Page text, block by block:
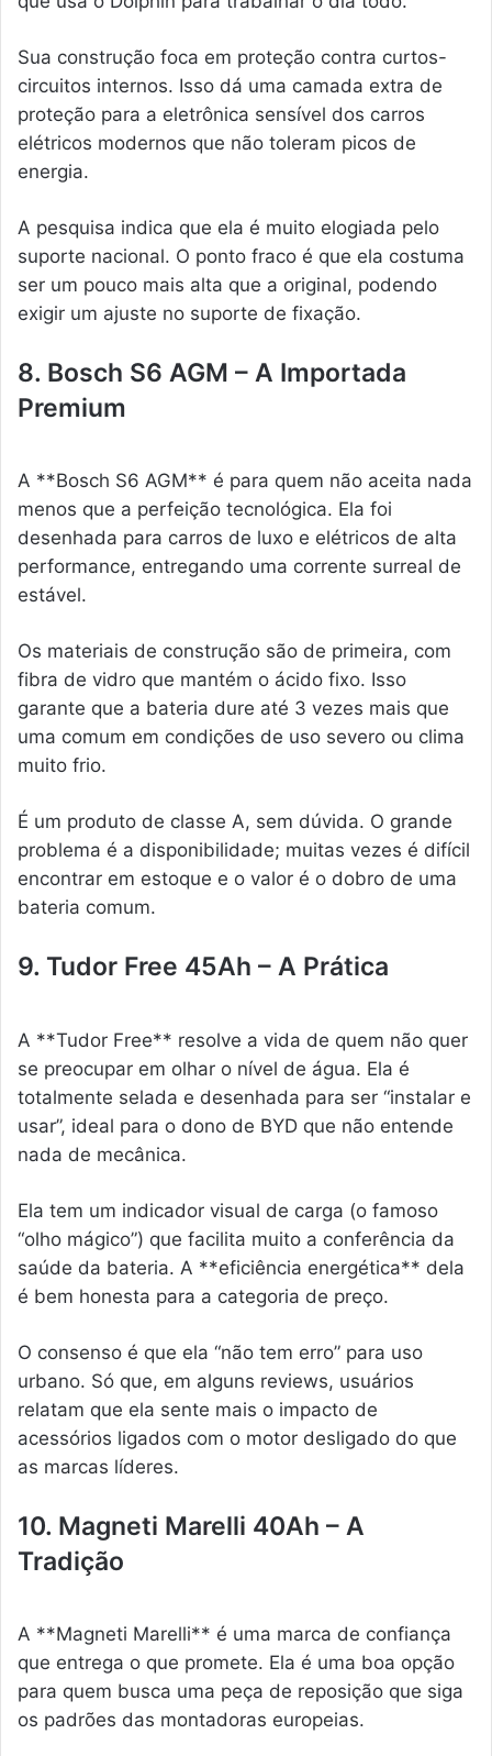
Sua construção foca em proteção contra curtos-
circuitos internos. Isso dá uma camada extra de
proteção para a eletrônica sensível dos carros
elétricos modernos que não toleram picos de
energia.
A pesquisa indica que ela é muito elogiada pelo
suporte nacional. O ponto fraco é que ela costuma
ser um pouco mais alta que a original, podendo
exigir um ajuste no suporte de fixação.
8. Bosch S6 AGM – A Importada
Premium
A **Bosch S6 AGM** é para quem não aceita nada
menos que a perfeição tecnológica. Ela foi
desenhada para carros de luxo e elétricos de alta
performance, entregando uma corrente surreal de
estável.
Os materiais de construção são de primeira, com
fibra de vidro que mantém o ácido fixo. Isso
garante que a bateria dure até 3 vezes mais que
uma comum em condições de uso severo ou clima
muito frio.
É um produto de classe A, sem dúvida. O grande
problema é a disponibilidade; muitas vezes é difícil
encontrar em estoque e o valor é o dobro de uma
bateria comum.
9. Tudor Free 45Ah – A Prática
A **Tudor Free** resolve a vida de quem não quer
se preocupar em olhar o nível de água. Ela é
totalmente selada e desenhada para ser “instalar e
usar”, ideal para o dono de BYD que não entende
nada de mecânica.
Ela tem um indicador visual de carga (o famoso
“olho mágico”) que facilita muito a conferência da
saúde da bateria. A **eficiência energética** dela
é bem honesta para a categoria de preço.
O consenso é que ela “não tem erro” para uso
urbano. Só que, em alguns reviews, usuários
relatam que ela sente mais o impacto de
acessórios ligados com o motor desligado do que
as marcas líderes.
10. Magneti Marelli 40Ah – A
Tradição
A **Magneti Marelli** é uma marca de confiança
que entrega o que promete. Ela é uma boa opção
para quem busca uma peça de reposição que siga
os padrões das montadoras europeias.